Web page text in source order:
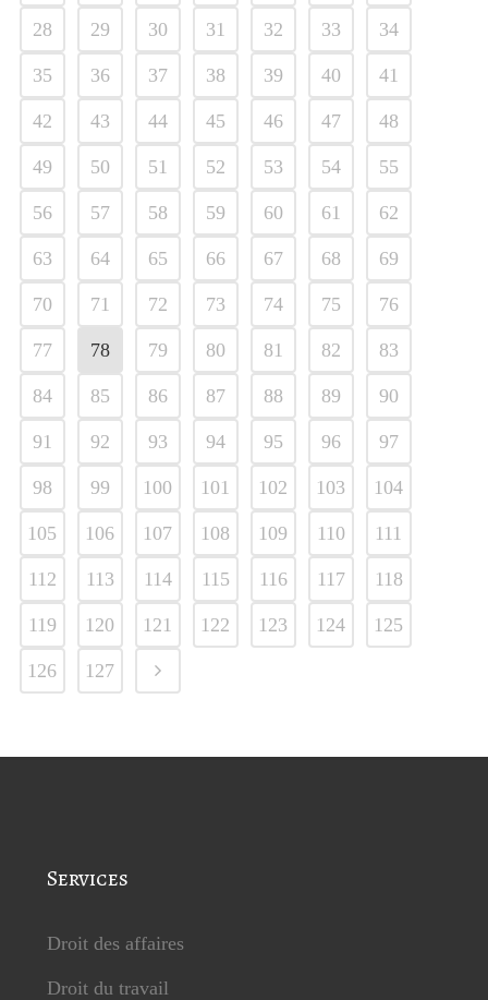
28 29 30 31 32 33 34
35 36 37 38 39 40 41
42 43 44 45 46 47 48
49 50 51 52 53 54 55
56 57 58 59 60 61 62
63 64 65 66 67 68 69
70 71 72 73 74 75 76
77 78 79 80 81 82 83
84 85 86 87 88 89 90
91 92 93 94 95 96 97
98 99 100 101 102 103 104
105 106 107 108 109 110 111
112 113 114 115 116 117 118
119 120 121 122 123 124 125
126 127
Services
Droit des affaires
Droit du travail